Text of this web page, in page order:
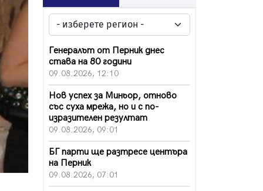
Генералът от Перник днес
става на 80 години
09.08.2026, 12:10
Нов успех за Миньор, отново
със суха мрежа, но и с по-
изразителен резултат
09.08.2026, 09:01
БГ парти ще разтресе центъра
на Перник
09.08.2026, 07:01